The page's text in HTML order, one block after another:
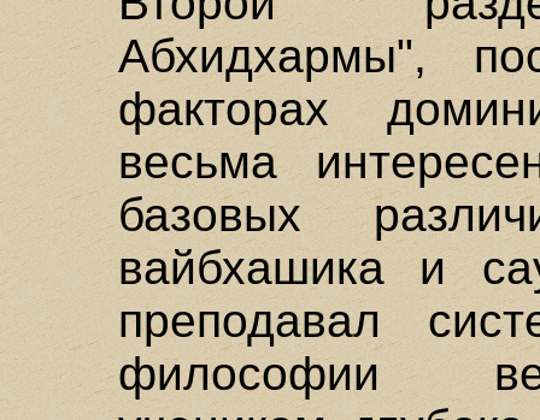
Абхидхармы",
факторах
весьма
базовых
вайбхашика и
преподавал
философии